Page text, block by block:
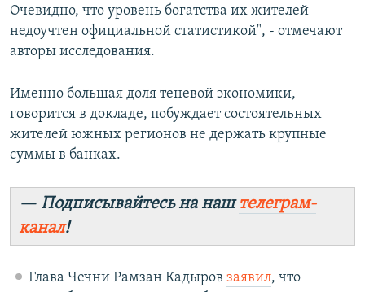
Очевидно, что уровень богатства их жителей
недоучтен официальной статистикой", - отмечают
авторы исследования.
Именно большая доля теневой экономики,
говорится в докладе, побуждает состоятельных
жителей южных регионов не держать крупные
суммы в банках.
— Подписывайтесь на наштелеграм-
канал!
Глава Чечни Рамзан Кадыров заявил, что